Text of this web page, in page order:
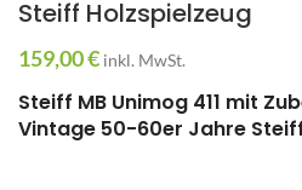
Steiff Holzspielzeug
159,00€ inkl. MwSt.
Steiff MB Unimog 411 mit
Vintage 50-60er Jahre